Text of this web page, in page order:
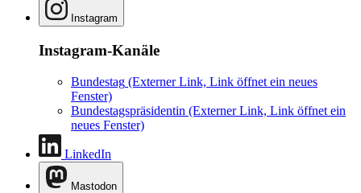
Instagram
Instagram-Kanäle
Bundestag (Externer Link, Link öffnet ein neues
Fenster)
Bundestagspräsidentin (Externer Link, Link öffnet ein
neues Fenster)
LinkedIn
Mastodon